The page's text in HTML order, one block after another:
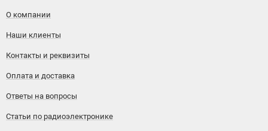
О компании
Наши клиенты
Контакты и реквизиты
Оплата и доставка
Ответы на вопросы
Статьи по радиоэлектронике